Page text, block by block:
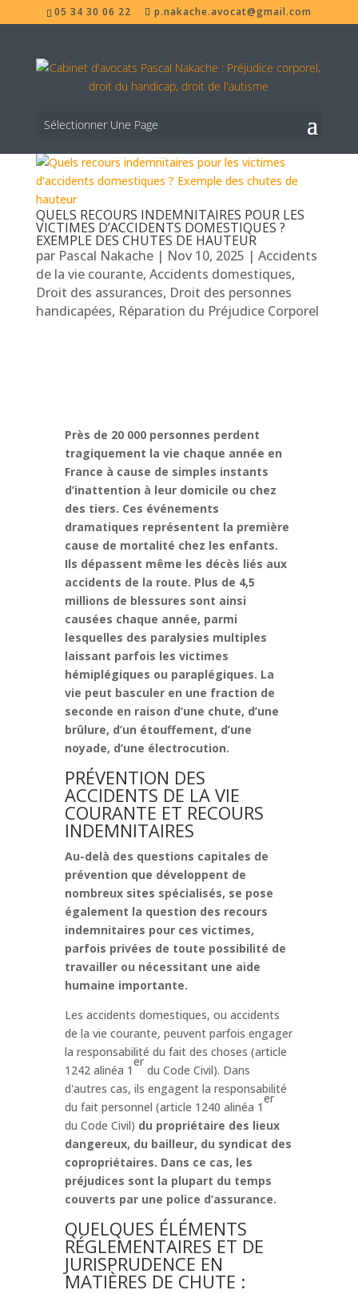
05 34 30 06 22 p.nakache.avocat@gmail.com
Sélectionner Une Page
QUELS RECOURS INDEMNITAIRES POUR LES
VICTIMES D’ACCIDENTS DOMESTIQUES ?
EXEMPLE DES CHUTES DE HAUTEUR
par Pascal Nakache| Nov 10, 2025 | Accidents
de la vie courante, Accidents domestiques,
Droit des assurances, Droit des personnes
handicapées, Réparation du Préjudice Corporel
Près de 20 000 personnes perdent
tragiquement la vie chaque année en
France à cause de simples instants
d’inattention à leur domicile ou chez
des tiers. Ces événements
dramatiques représentent la première
cause de mortalité chez les enfants.
Ils dépassent même les décès liés aux
accidents de la route. Plus de 4,5
millions de blessures sont ainsi
causées chaque année, parmi
lesquelles des paralysies multiples
laissant parfois les victimes
hémiplégiques ou paraplégiques. La
vie peut basculer en une fraction de
seconde en raison d’une chute, d’une
brûlure, d’un étouffement, d’une
noyade, d’une électrocution.
PRÉVENTION DES
ACCIDENTS DE LA VIE
COURANTE ET RECOURS
INDEMNITAIRES
Au-delà des questions capitales de
prévention que développent de
nombreux sites spécialisés, se pose
également la question des recours
indemnitaires pour ces victimes,
parfois privées de toute possibilité de
travailler ou nécessitant une aide
humaine importante.
Les accidents domestiques, ou accidents
de la vie courante, peuvent parfois engager
la responsabilité du fait des choses (article
1242 alinéa 1
er
du Code Civil). Dans
d'autres cas, ils engagent la responsabilité
du fait personnel (article 1240 alinéa 1
er
du Code Civil) du propriétaire des lieux
dangereux, du bailleur, du syndicat des
copropriétaires. Dans ce cas, les
préjudices sont la plupart du temps
couverts par une police d’assurance.
QUELQUES ÉLÉMENTS
RÉGLEMENTAIRES ET DE
JURISPRUDENCE EN
MATIÈRES DE CHUTE :